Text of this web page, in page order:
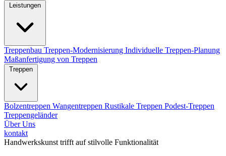
Leistungen
Treppenbau Treppen-Modernisierung Individuelle Treppen-Planung
Maßanfertigung von Treppen
Treppen
Bolzentreppen Wangentreppen Rustikale Treppen Podest-Treppen
Treppengeländer
Über Uns
kontakt
Handwerkskunst trifft auf stilvolle Funktionalität